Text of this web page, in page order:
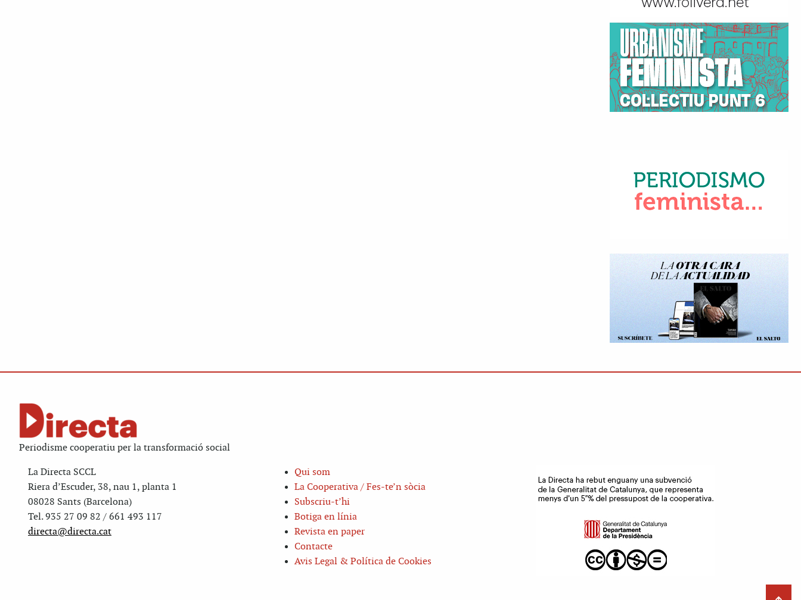
Periodisme cooperatiu per la transformació social
La Directa SCCL
Riera d’Escuder, 38, nau 1, planta 1
08028 Sants (Barcelona)
Tel. 935 27 09 82 / 661 493 117
directa@directa.cat
Qui som
La Cooperativa / Fes-te’n sòcia
Subscriu-t’hi
Botiga en línia
Revista en paper
Contacte
Avis Legal & Política de Cookies